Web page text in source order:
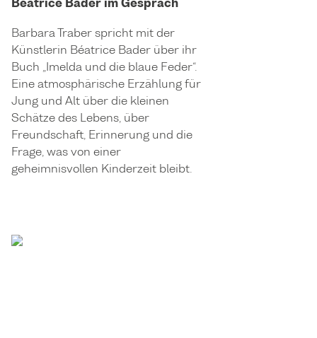
Béatrice Bader im Gespräch
Barbara Traber spricht mit der
Künstlerin Béatrice Bader über ihr
Buch „Imelda und die blaue Feder“.
Eine atmosphärische Erzählung für
Jung und Alt über die kleinen
Schätze des Lebens, über
Freundschaft, Erinnerung und die
Frage, was von einer
geheimnisvollen Kinderzeit bleibt.